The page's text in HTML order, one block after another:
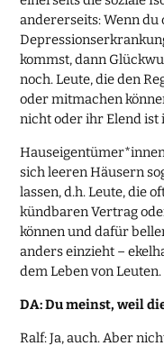
andererseits: Wenn du
kommst, dann
noch. Leute, die den
oder mitmachen
nicht oder ihr Elend ist
sich leeren Häusern
lassen, d.h. Leute, die
kündbaren Vertrag
können und dafür
anders einzieht –
dem Leben von Leuten.
DA: Du meinst, weil
Ralf: Ja, auch. Aber